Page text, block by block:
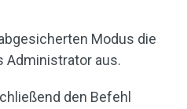
Modus die
Administrator aus.
den Befehl